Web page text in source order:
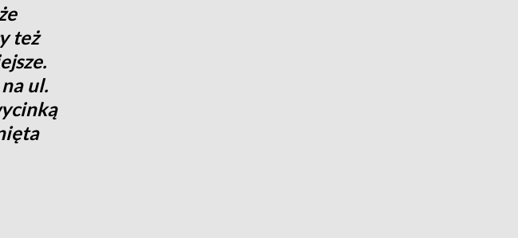
też
ul.